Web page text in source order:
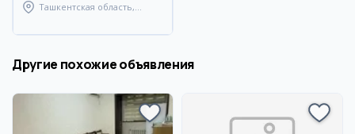
Ташкентская область,
Другие похожие объявления